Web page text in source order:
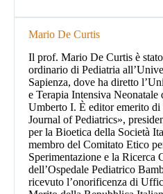
Mario De Curtis
Il prof. Mario De Curtis è
ordinario di Pediatria
Sapienza, dove ha diretto
e Terapia Intensiva
Umberto I. È editor emerito di
Journal of Pediatrics»,
per la Bioetica della Società
membro del Comitato Etico
Sperimentazione e la Ricerca
dell’Ospedale Pediatrico
ricevuto l’onorificenza di